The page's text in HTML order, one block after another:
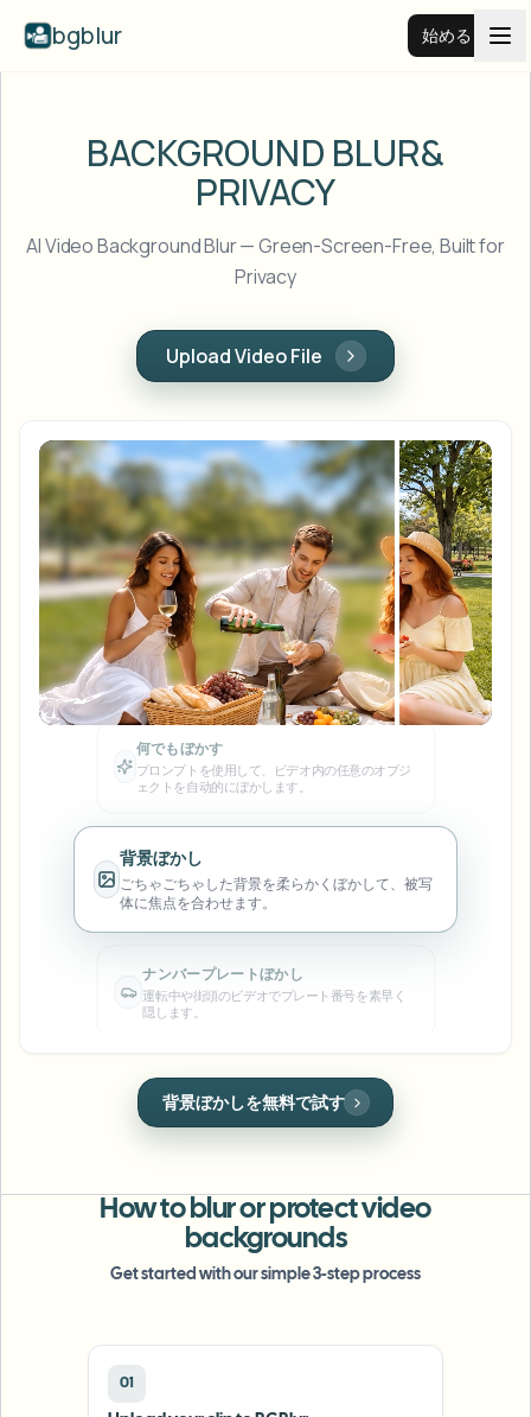
bgblur 始める
すべての例を見る
サンプルライブラリ全体を閲覧する
顔をぼかす
ナンバープレートをぼかす
背景をぼかす
何でもぼかす
スクリーン録画のぼかし
GDPRコンプライアンスぼかし
ストリートインタビューぼかし
ゲーム＆配信ぼかし
Browse every blur tool in one place
ナンバープレートをぼかす
顔をぼかす
背景をぼかす
何でもぼかす
AI Video Object Remover
写真の顔をオンラインでぼかす
顔の匿名化
顔交換 - 動画
ビデオインテリジェンス
複数の動画をまとめて処理
学校・教育
キャンパスカメラ、講義、地区の一括プライバシー
メディア・エンターテインメント
試写、リリース、コンプライアンス
小売・EC
店舗・倉庫の映像
クリニックと患者向けビデオガバナンス
公共部門
FOIA、安全な開示、編集
一括顔の匿名化
一括ナンバープレートぼかし
一括顔ぼかし
高スループットパイプライン
アップロード、ジョブ、ウェブフックを自動化
ビデオインテリジェンス
リソース
FAQ
Whitepapers
製品
Choose language
BACKGROUND BLUR&
PRIVACY
AI Video Background Blur — Green-Screen-Free, Built for
Privacy
Upload Video File
背景ぼかし
ごちゃごちゃした背景を柔らかくぼかして、被写
体に焦点を合わせます。
ナンバープレートぼかし
運転中や街頭のビデオでプレート番号を素早く
隠します。
顔ぼかし
ワンクリックで綺麗に顔をマスキングし、個人情
報を保護します。
顔の匿名化
プライバシー保護に準拠した共有のために、顔を
自動的に匿名化します。
何でもぼかす
プロンプトを使用して、ビデオ内の任意のオブジ
ェクトを自动的にぼかします。
ナンバープレートぼかしを無料で試す
How to blur or protect video
backgrounds
Get started with our simple 3-step process
01